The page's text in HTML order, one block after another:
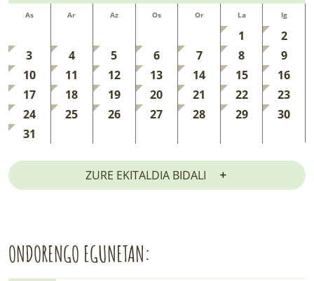
As Ar Az Os Or La Ig
1
2
3
4 5 6 7 8
9
10
11 12 13 14 15
16
17
18 19 20 21 22
23
24
25 26 27 28 29
30
31
ZURE EKITALDIA BIDALI
ONDORENGO EGUNETAN: